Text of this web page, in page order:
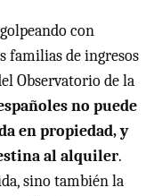
con
familias de ingresos
Observatorio de la
no puede
en propiedad, y
al alquiler.
sino también la